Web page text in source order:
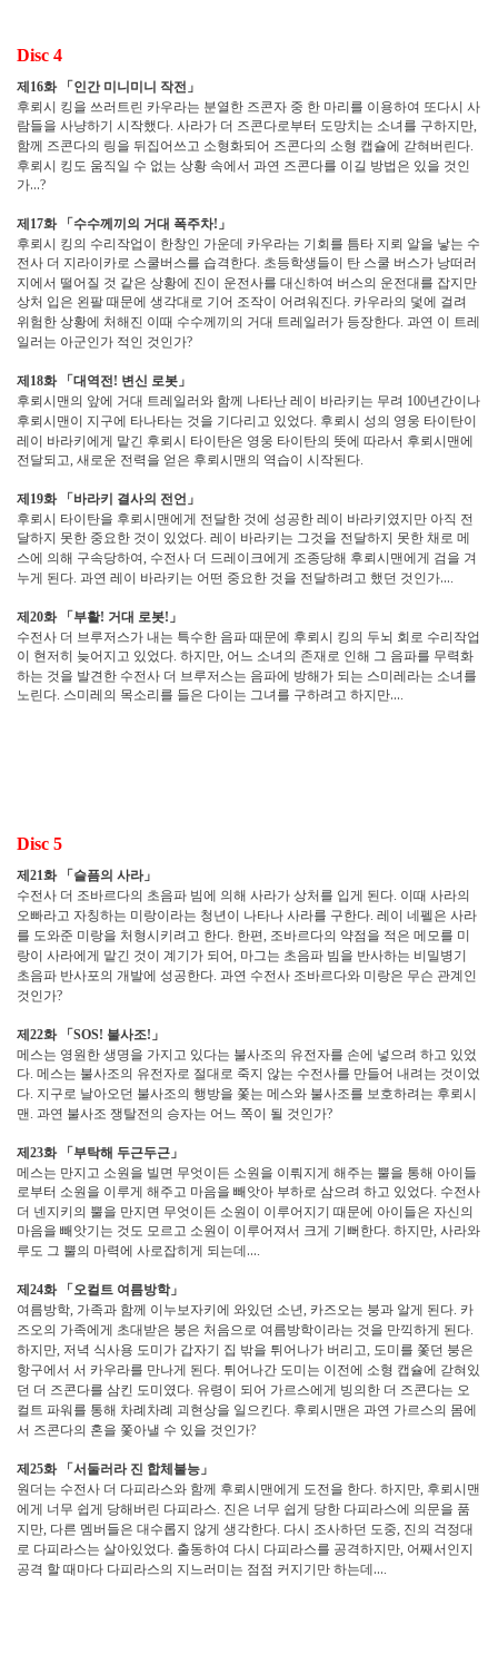
Disc 4
제16화 「인간 미니미니 작전」
후뢰시 킹을 쓰러트린 카우라는 분열한 즈콘자 중 한 마리를 이용하여 또다시 사
람들을 사냥하기 시작했다. 사라가 더 즈콘다로부터 도망치는 소녀를 구하지만,
함께 즈콘다의 링을 뒤집어쓰고 소형화되어 즈콘다의 소형 캡슐에 갇혀버린다.
후뢰시 킹도 움직일 수 없는 상황 속에서 과연 즈콘다를 이길 방법은 있을 것인
가…?
제17화 「수수께끼의 거대 폭주차!」
후뢰시 킹의 수리작업이 한창인 가운데 카우라는 기회를 틈타 지뢰 알을 낳는 수
전사 더 지라이카로 스쿨버스를 습격한다. 초등학생들이 탄 스쿨 버스가 낭떠러
지에서 떨어질 것 같은 상황에 진이 운전사를 대신하여 버스의 운전대를 잡지만
상처 입은 왼팔 때문에 생각대로 기어 조작이 어려워진다. 카우라의 덫에 걸려
위험한 상황에 처해진 이때 수수께끼의 거대 트레일러가 등장한다. 과연 이 트레
일러는 아군인가 적인 것인가?
제18화 「대역전! 변신 로봇」
후뢰시맨의 앞에 거대 트레일러와 함께 나타난 레이 바라키는 무려 100년간이나
후뢰시맨이 지구에 타나타는 것을 기다리고 있었다. 후뢰시 성의 영웅 타이탄이
레이 바라키에게 맡긴 후뢰시 타이탄은 영웅 타이탄의 뜻에 따라서 후뢰시맨에
전달되고, 새로운 전력을 얻은 후뢰시맨의 역습이 시작된다.
제19화 「바라키 결사의 전언」
후뢰시 타이탄을 후뢰시맨에게 전달한 것에 성공한 레이 바라키였지만 아직 전
달하지 못한 중요한 것이 있었다. 레이 바라키는 그것을 전달하지 못한 채로 메
스에 의해 구속당하여, 수전사 더 드레이크에게 조종당해 후뢰시맨에게 검을 겨
누게 된다. 과연 레이 바라키는 어떤 중요한 것을 전달하려고 했던 것인가….
제20화 「부활! 거대 로봇!」
수전사 더 브루저스가 내는 특수한 음파 때문에 후뢰시 킹의 두뇌 회로 수리작업
이 현저히 늦어지고 있었다. 하지만, 어느 소녀의 존재로 인해 그 음파를 무력화
하는 것을 발견한 수전사 더 브루저스는 음파에 방해가 되는 스미레라는 소녀를
노린다. 스미레의 목소리를 들은 다이는 그녀를 구하려고 하지만….
Disc 5
제21화 「슬픔의 사라」
수전사 더 조바르다의 초음파 빔에 의해 사라가 상처를 입게 된다. 이때 사라의
오빠라고 자칭하는 미랑이라는 청년이 나타나 사라를 구한다. 레이 네펠은 사라
를 도와준 미랑을 처형시키려고 한다. 한편, 조바르다의 약점을 적은 메모를 미
랑이 사라에게 맡긴 것이 계기가 되어, 마그는 초음파 빔을 반사하는 비밀병기
초음파 반사포의 개발에 성공한다. 과연 수전사 조바르다와 미랑은 무슨 관계인
것인가?
제22화 「SOS! 불사조!」
메스는 영원한 생명을 가지고 있다는 불사조의 유전자를 손에 넣으려 하고 있었
다. 메스는 불사조의 유전자로 절대로 죽지 않는 수전사를 만들어 내려는 것이었
다. 지구로 날아오던 불사조의 행방을 쫓는 메스와 불사조를 보호하려는 후뢰시
맨. 과연 불사조 쟁탈전의 승자는 어느 쪽이 될 것인가?
제23화 「부탁해 두근두근」
메스는 만지고 소원을 빌면 무엇이든 소원을 이뤄지게 해주는 뿔을 통해 아이들
로부터 소원을 이루게 해주고 마음을 빼앗아 부하로 삼으려 하고 있었다. 수전사
더 넨지키의 뿔을 만지면 무엇이든 소원이 이루어지기 때문에 아이들은 자신의
마음을 빼앗기는 것도 모르고 소원이 이루어져서 크게 기뻐한다. 하지만, 사라와
루도 그 뿔의 마력에 사로잡히게 되는데….
제24화 「오컬트 여름방학」
여름방학, 가족과 함께 이누보자키에 와있던 소년, 카즈오는 붕과 알게 된다. 카
즈오의 가족에게 초대받은 붕은 처음으로 여름방학이라는 것을 만끽하게 된다.
하지만, 저녁 식사용 도미가 갑자기 집 밖을 튀어나가 버리고, 도미를 쫓던 붕은
항구에서 서 카우라를 만나게 된다. 튀어나간 도미는 이전에 소형 캡슐에 갇혀있
던 더 즈콘다를 삼킨 도미였다. 유령이 되어 가르스에게 빙의한 더 즈콘다는 오
컬트 파워를 통해 차례차례 괴현상을 일으킨다. 후뢰시맨은 과연 가르스의 몸에
서 즈콘다의 혼을 쫓아낼 수 있을 것인가?
제25화 「서둘러라 진 합체불능」
원더는 수전사 더 다피라스와 함께 후뢰시맨에게 도전을 한다. 하지만, 후뢰시맨
에게 너무 쉽게 당해버린 다피라스. 진은 너무 쉽게 당한 다피라스에 의문을 품
지만, 다른 멤버들은 대수롭지 않게 생각한다. 다시 조사하던 도중, 진의 걱정대
로 다피라스는 살아있었다. 출동하여 다시 다피라스를 공격하지만, 어째서인지
공격 할 때마다 다피라스의 지느러미는 점점 커지기만 하는데….